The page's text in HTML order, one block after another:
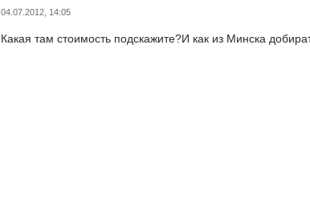
04.07.2012, 14:05
Какая там стоимость подскажите?И как из Минска